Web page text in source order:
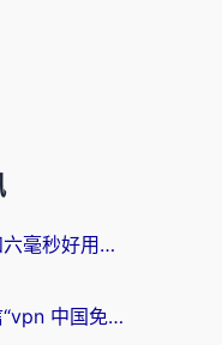
海外党必看：Quickback和六毫秒好用吗？3步选对回国加速器，无缝刷国内剧玩游戏
海外党避坑指南：别再迷信“vpn 中国免费”，选对回国加速器才能无缝刷国内资源